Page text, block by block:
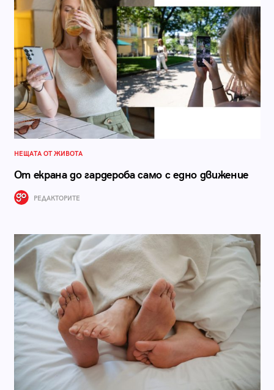
НЕЩАТА ОТ ЖИВОТА
От екрана до гардероба само с едно движение
РЕДАКТОРИТЕ